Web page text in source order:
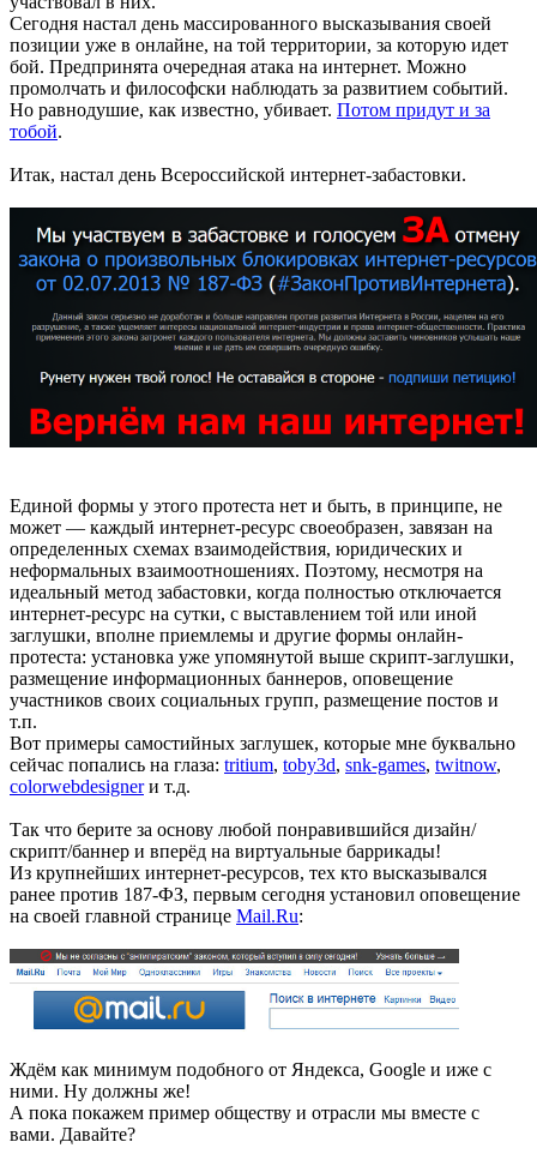
Сегодня настал день массированного высказывания своей
позиции уже в онлайне, на той территории, за которую идет
бой. Предпринята очередная атака на интернет. Можно
промолчать и философски наблюдать за развитием событий.
Но равнодушие, как известно, убивает. Потом придут и за
тобой.
Итак, настал день Всероссийской интернет-забастовки.
Единой формы у этого протеста нет и быть, в принципе, не
может — каждый интернет-ресурс своеобразен, завязан на
определенных схемах взаимодействия, юридических и
неформальных взаимоотношениях. Поэтому, несмотря на
идеальный метод забастовки, когда полностью отключается
интернет-ресурс на сутки, с выставлением той или иной
заглушки, вполне приемлемы и другие формы онлайн-
протеста: установка уже упомянутой выше скрипт-заглушки,
размещение информационных баннеров, оповещение
участников своих социальных групп, размещение постов и
т.п.
Вот примеры самостийных заглушек, которые мне буквально
сейчас попались на глаза: tritium, toby3d, snk-games, twitnow,
colorwebdesignerи т.д.
Так что берите за основу любой понравившийся дизайн/
скрипт/баннер и вперёд на виртуальные баррикады!
Из крупнейших интернет-ресурсов, тех кто высказывался
ранее против 187-ФЗ, первым сегодня установил оповещение
на своей главной странице Mail.Ru:
Ждём как минимум подобного от Яндекса, Google и иже с
ними. Ну должны же!
А пока покажем пример обществу и отрасли мы вместе с
вами. Давайте?